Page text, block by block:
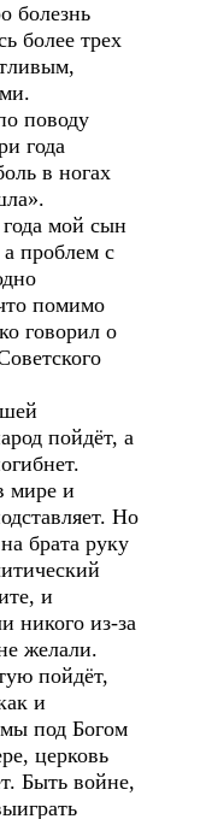
болезнь
более трех
поводу
года
в ногах
мой сын
проблем с
помимо
говорил о
пойдёт, а
мире и
Но
брата руку
и
никого из-за
желали.
пойдёт,
и
под Богом
церковь
Быть войне,